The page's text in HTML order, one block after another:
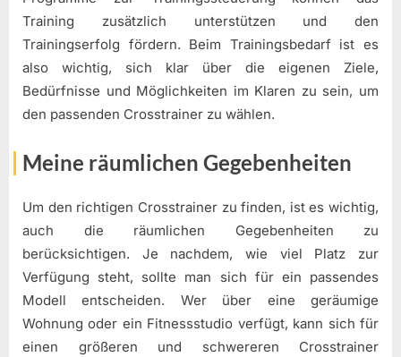
Training zusätzlich unterstützen und den
Trainingserfolg fördern. Beim Trainingsbedarf ist es
also wichtig, sich klar über die eigenen Ziele,
Bedürfnisse und Möglichkeiten im Klaren zu sein, um
den passenden Crosstrainer zu wählen.
Meine räumlichen Gegebenheiten
Um den richtigen Crosstrainer zu finden, ist es wichtig,
auch die räumlichen Gegebenheiten zu
berücksichtigen. Je nachdem, wie viel Platz zur
Verfügung steht, sollte man sich für ein passendes
Modell entscheiden. Wer über eine geräumige
Wohnung oder ein Fitnessstudio verfügt, kann sich für
einen größeren und schwereren Crosstrainer